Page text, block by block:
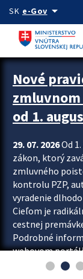
Preskocit na hlavný
SK e-Govarrow_drop_down
Zastavit automatický
Nové
od 1.
29. 07. 2026Od
zákon, ktorý
zmluvného
kontrolu PZP,
vyradenie
Cieľom je
cestnej
Podrobné
webovom
ktorom od